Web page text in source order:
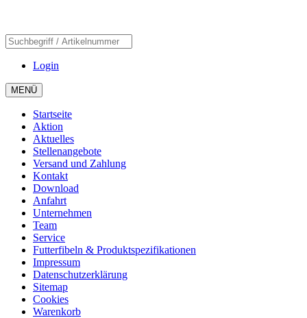
Login
MENÜ
Startseite
Aktion
Aktuelles
Stellenangebote
Versand und Zahlung
Kontakt
Download
Anfahrt
Unternehmen
Team
Service
Futterfibeln & Produktspezifikationen
Impressum
Datenschutzerklärung
Sitemap
Cookies
Warenkorb